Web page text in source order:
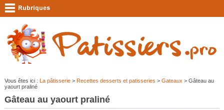
Vous êtes ici : La pâtisserie> Recettes desserts et patisseries > Gateaux > Gâteau au
yaourt praliné
Gâteau au yaourt praliné